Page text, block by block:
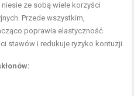
ze sobą wiele korzyści
Przede wszystkim,
poprawia elastyczność
stawów i redukuje ryzyko kontuzji.